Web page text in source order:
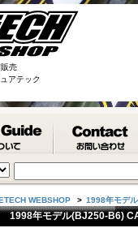
売
アテック
WEBSHOP > 1998年モデ
1998年モデル(BJ250-B6)